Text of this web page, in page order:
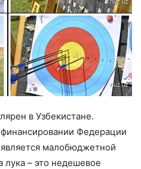
в Узбекистане.
Федерации
малобюджетной
лука – это недешевое